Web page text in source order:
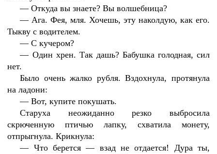
—Откуда вы знаете? Вы волшебница?
—Ага. Фея, мля. Хочешь, эту наколдую, как его.
Тыкву с водителем.
—С кучером?
— Один хрен. Так дашь? Бабушка голодная, сил
нет.
Было очень жалко рубля. Вздохнула, протянула
на ладони:
—Вот, купите покушать.
Старуха неожиданно резко выбросила
скрюченную птичью лапку, схватила монету,
отпрыгнула. Крикнула:
— Что берется — взад не отдается! Дура ты,